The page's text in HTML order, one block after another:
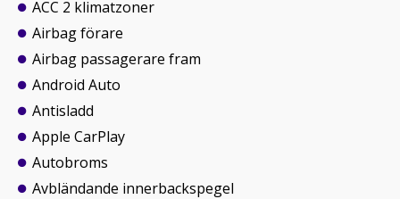
ACC 2 klimatzoner
Airbag förare
Airbag passagerare fram
Android Auto
Antisladd
Apple CarPlay
Autobroms
Avbländande innerbackspegel